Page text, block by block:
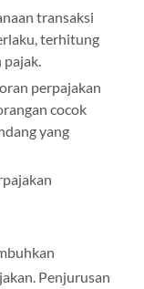
transaksi
terhitung
perpajakan
cocok
yang
Penjurusan